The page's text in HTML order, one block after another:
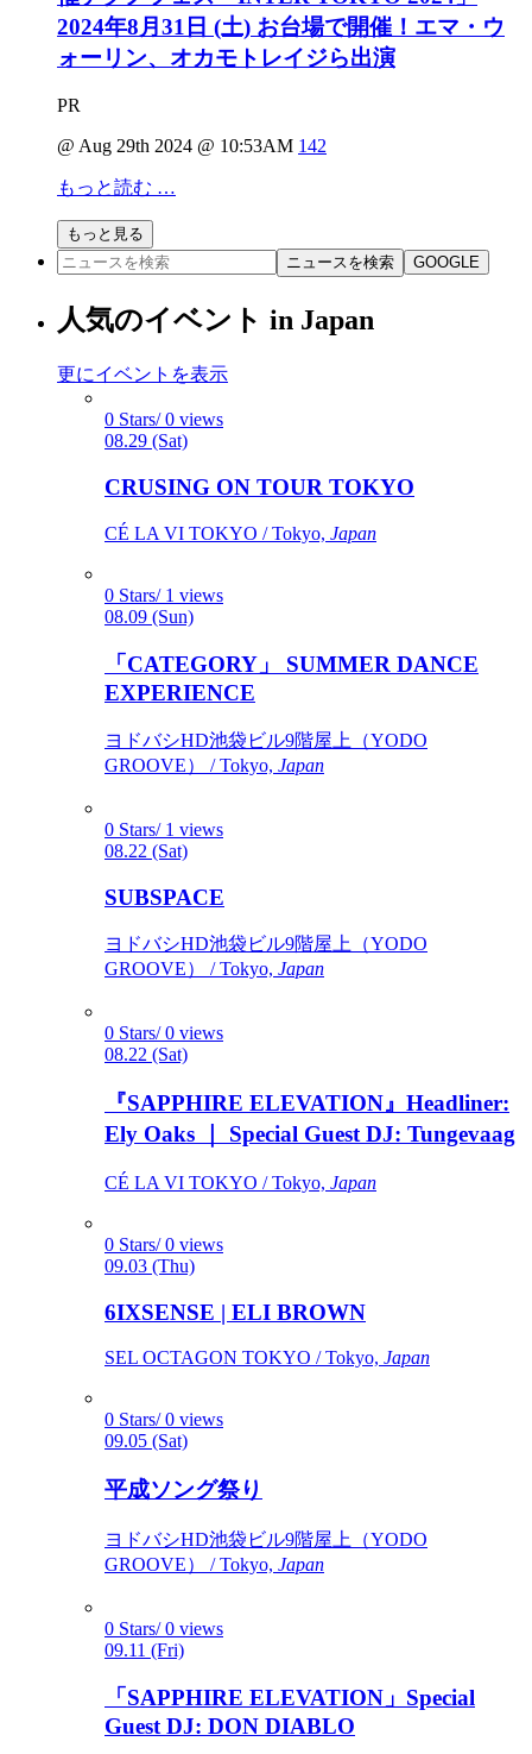
2024年8月31日 (土) お台場で開催！エマ・ウ
ォーリン、オカモトレイジら出演
PR
@ Aug 29th 2024 @ 10:53AM 142
もっと読む …
もっと見る
ニュースを検索
GOOGLE
人気のイベント in Japan
更にイベントを表示
0 Stars/ 0 views
08.29 (Sat)
CRUSING ON TOUR TOKYO
CÉ LA VI TOKYO / Tokyo, Japan
0 Stars/ 1 views
08.09 (Sun)
「CATEGORY」 SUMMER DANCE
EXPERIENCE
ヨドバシHD池袋ビル9階屋上（YODO
GROOVE） / Tokyo, Japan
0 Stars/ 1 views
08.22 (Sat)
SUBSPACE
ヨドバシHD池袋ビル9階屋上（YODO
GROOVE） / Tokyo, Japan
0 Stars/ 0 views
08.22 (Sat)
『SAPPHIRE ELEVATION』Headliner:
Ely Oaks ｜ Special Guest DJ: Tungevaag
CÉ LA VI TOKYO / Tokyo, Japan
0 Stars/ 0 views
09.03 (Thu)
6IXSENSE | ELI BROWN
SEL OCTAGON TOKYO / Tokyo, Japan
0 Stars/ 0 views
09.05 (Sat)
平成ソング祭り
ヨドバシHD池袋ビル9階屋上（YODO
GROOVE） / Tokyo, Japan
0 Stars/ 0 views
09.11 (Fri)
「SAPPHIRE ELEVATION」Special
Guest DJ: DON DIABLO